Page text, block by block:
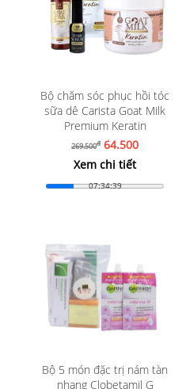
Bộ chăm sóc phục hồi tóc
sữa dê Carista Goat Milk
Premium Keratin
269.500đ 64.500
Xem chi tiết
07:34:37
Bộ 5 món đặc trị nám tàn
nhang Clobetamil G